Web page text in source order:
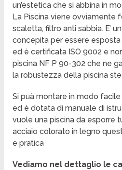
un’estetica che si abbina in
La Piscina viene ovviamente
scaletta, filtro anti sabbia. E’
concepita per essere esposta
ed è certificata ISO 9002 e
piscina NF P 90-302 che ne
la robustezza della piscina
Si puà montare in modo facile
ed è dotata di manuale di
vuole una piscina da esporre
acciaio colorato in legno
e pratica
Vediamo nel dettaglio le